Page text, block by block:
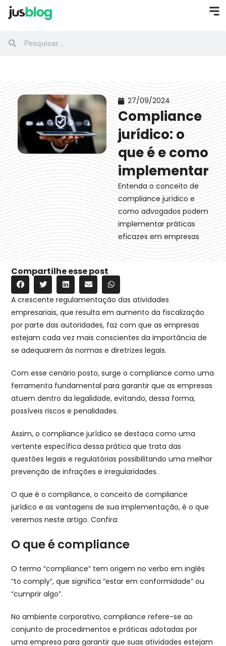
27/09/2024
Compliance
jurídico: o
que é e como
implementar
Entenda o conceito de
compliance jurídico e
como advogados podem
implementar práticas
eficazes em empresas
Compartilhe esse post
A crescente regulamentação das atividades
empresariais, que resulta em aumento da fiscalização
por parte das autoridades, faz com que as empresas
estejam cada vez mais conscientes da importância de
se adequarem às normas e diretrizes legais.
Com esse cenário posto, surge o compliance como uma
ferramenta fundamental para garantir que as empresas
atuem dentro da legalidade, evitando, dessa forma,
possíveis riscos e penalidades.
Assim, o compliance jurídico se destaca como uma
vertente específica dessa prática que trata das
questões legais e regulatórias possibilitando uma melhor
prevenção de infrações e irregularidades.
O que é o compliance, o conceito de compliance
jurídico e as vantagens de sua implementação, é o que
veremos neste artigo. Confira:
O que é compliance
O termo “compliance” tem origem no verbo em inglês
“to comply”, que significa “estar em conformidade” ou
“cumprir algo”.
No ambiente corporativo, compliance refere-se ao
conjunto de procedimentos e práticas adotadas por
uma empresa para garantir que suas atividades estejam